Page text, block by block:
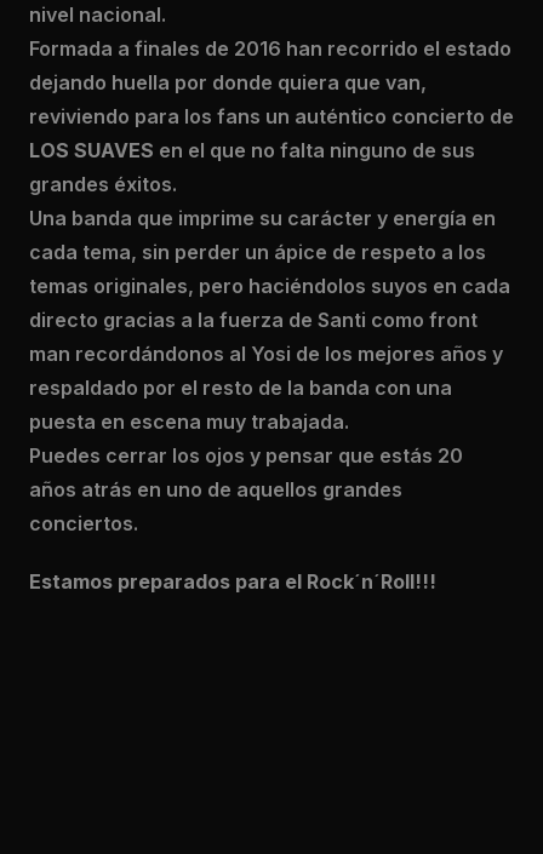
nivel nacional.
Formada a finales de 2016 han recorrido el estado
dejando huella por donde quiera que van,
reviviendo para los fans un auténtico concierto de
LOS SUAVES en el que no falta ninguno de sus
grandes éxitos.
Una banda que imprime su carácter y energía en
cada tema, sin perder un ápice de respeto a los
temas originales, pero haciéndolos suyos en cada
directo gracias a la fuerza de Santi como front
man recordándonos al Yosi de los mejores años y
respaldado por el resto de la banda con una
puesta en escena muy trabajada.
Puedes cerrar los ojos y pensar que estás 20
años atrás en uno de aquellos grandes
conciertos.
Estamos preparados para el Rock´n´Roll!!!